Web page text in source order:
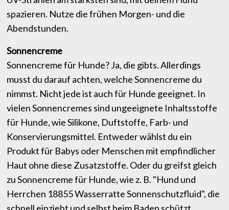
spazieren. Nutze die frühen Morgen- und die
Abendstunden.
Sonnencreme
Sonnencreme für Hunde? Ja, die gibts. Allerdings
musst du darauf achten, welche Sonnencreme du
nimmst. Nicht jede ist auch für Hunde geeignet. In
vielen Sonnencremes sind ungeeignete Inhaltsstoffe
für Hunde, wie Silikone, Duftstoffe, Farb- und
Konservierungsmittel. Entweder wählst du ein
Produkt für Babys oder Menschen mit empfindlicher
Haut ohne diese Zusatzstoffe. Oder du greifst gleich
zu Sonnencreme für Hunde, wie z. B. "Hund und
Herrchen 18855 Wasserratte Sonnenschutzfluid", die